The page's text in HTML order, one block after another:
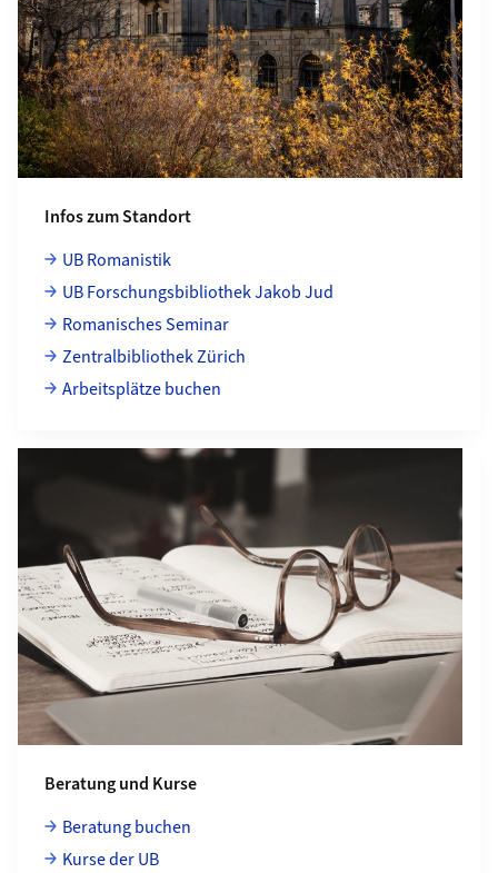
Infos zum Standort
UB Romanistik
UB Forschungsbibliothek Jakob Jud
Romanisches Seminar
Zentralbibliothek Zürich
Arbeitsplätze buchen
Beratung und Kurse
Beratung buchen
Kurse der UB